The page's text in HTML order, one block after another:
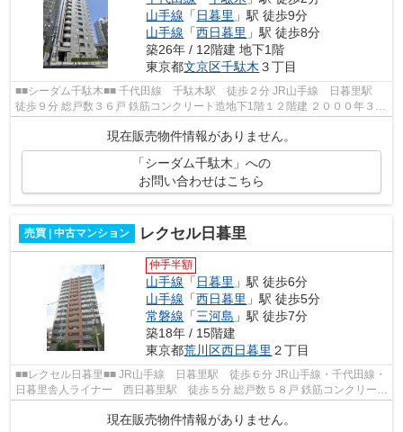
山手線 「 日暮里 」駅 徒歩9分
山手線 「西日暮里 」駅 徒歩8分
築26年 / 12階建 地下1階
東京都文京区千駄木 ３丁目
■■シーダム千駄木■■ 千代田線 千駄木駅 徒歩２分 JR山手線 日暮里駅
徒歩９分 総戸数３６戸 鉄筋コンクリート造地下1階１２階建 ２０００年３月
現在販売物件情報がありません。
「シーダム千駄木」への
お問い合わせはこちら
売買 | 中古マンション レクセル日暮里
仲手半額
山手線 「 日暮里 」駅 徒歩6分
山手線 「西日暮里 」駅 徒歩5分
常磐線 「三河島 」駅 徒歩7分
築18年 / 15階建
東京都荒川区西日暮里 ２丁目
■■レクセル日暮里■■ JR山手線 日暮里駅 徒歩６分 JR山手線・千代田線・
日暮里舎人ライナー 西日暮里駅 徒歩５分 総戸数５８戸 鉄筋コンクリート
造１５階建 ２００８年８月完成 ...
現在販売物件情報がありません。